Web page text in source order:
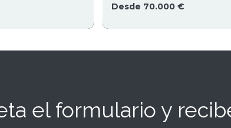
Desde 70.000 €
el formulario y